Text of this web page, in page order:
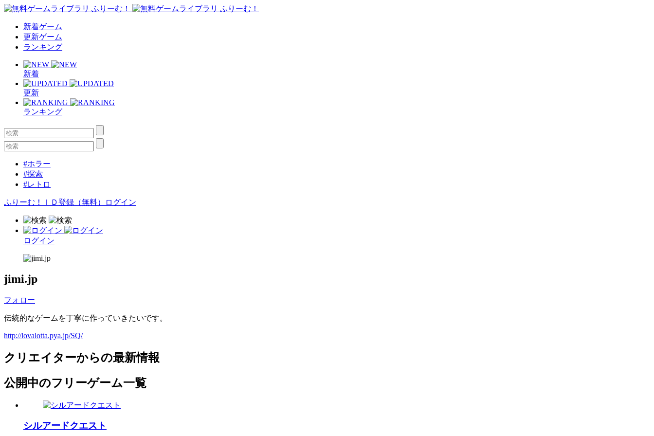
新着ゲーム
更新ゲーム
ランキング
新着
更新
ランキング
#ホラー
#探索
#レトロ
ふりーむ！ＩＤ登録（無料） ログイン
ログイン
jimi.jp
フォロー
伝統的なゲームを丁寧に作っていきたいです。
http://lovalotta.pya.jp/SQ/
クリエイターからの最新情報
公開中のフリーゲーム一覧
シルアードクエスト